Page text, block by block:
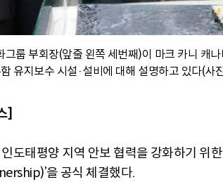
룹 부회장(앞줄 왼쪽 세번째)이 마크 카니 캐
유지보수 시설·설비에 대해 설명하고 있다(사
]
도태평양 지역 안보 협력을 강화하기 위
을 공식 체결했다.